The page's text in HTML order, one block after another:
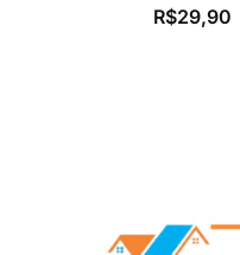
R$29,90